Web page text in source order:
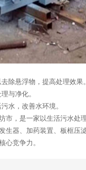
除悬浮物，提高处理效果。
与净化。
水，改善水环境。
市，是一家以生活污水
生器、加药装置、板框
心竞争力。